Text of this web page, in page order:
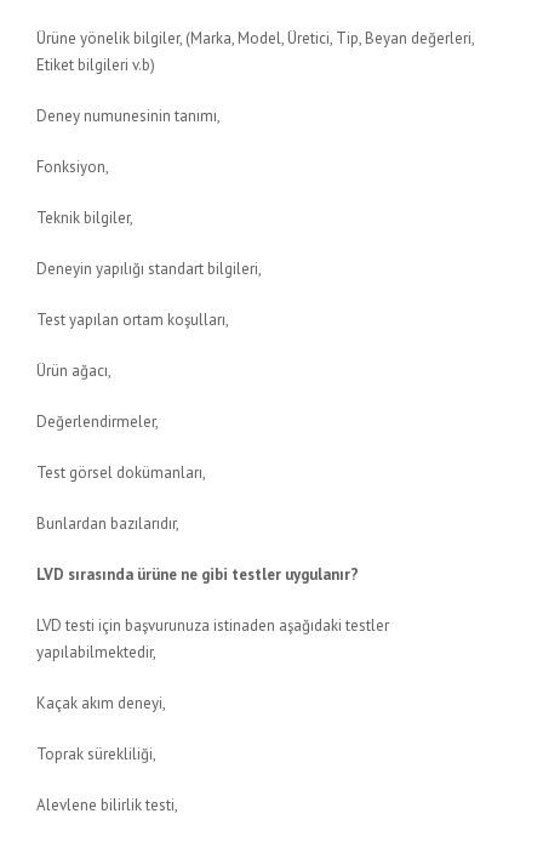
Ürüne yönelik bilgiler, (Marka, Model, Üretici, Tip, Beyan değerleri,
Etiket bilgileri v.b)
Deney numunesinin tanımı,
Fonksiyon,
Teknik bilgiler,
Deneyin yapılığı standart bilgileri,
Test yapılan ortam koşulları,
Ürün ağacı,
Değerlendirmeler,
Test görsel dokümanları,
Bunlardan bazılarıdır,
LVD sırasında ürüne ne gibi testler uygulanır?
LVD testi için başvurunuza istinaden aşağıdaki testler
yapılabilmektedir,
Kaçak akım deneyi,
Toprak sürekliliği,
Alevlene bilirlik testi,